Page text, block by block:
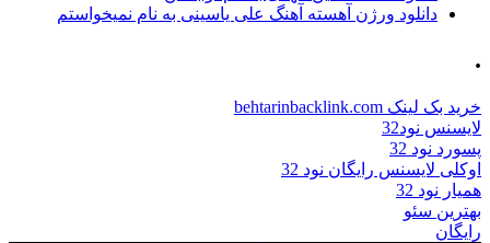
دانلود ورژن آهسته آهنگ علی یاسینی به نام نمیخواستم
.
خرید بک لینک behtarinbacklink.com
لایسنس نود32
پسورد نود 32
اوکلی لایسنس رایگان نود 32
همیار نود 32
بهترین سئو
رایگان